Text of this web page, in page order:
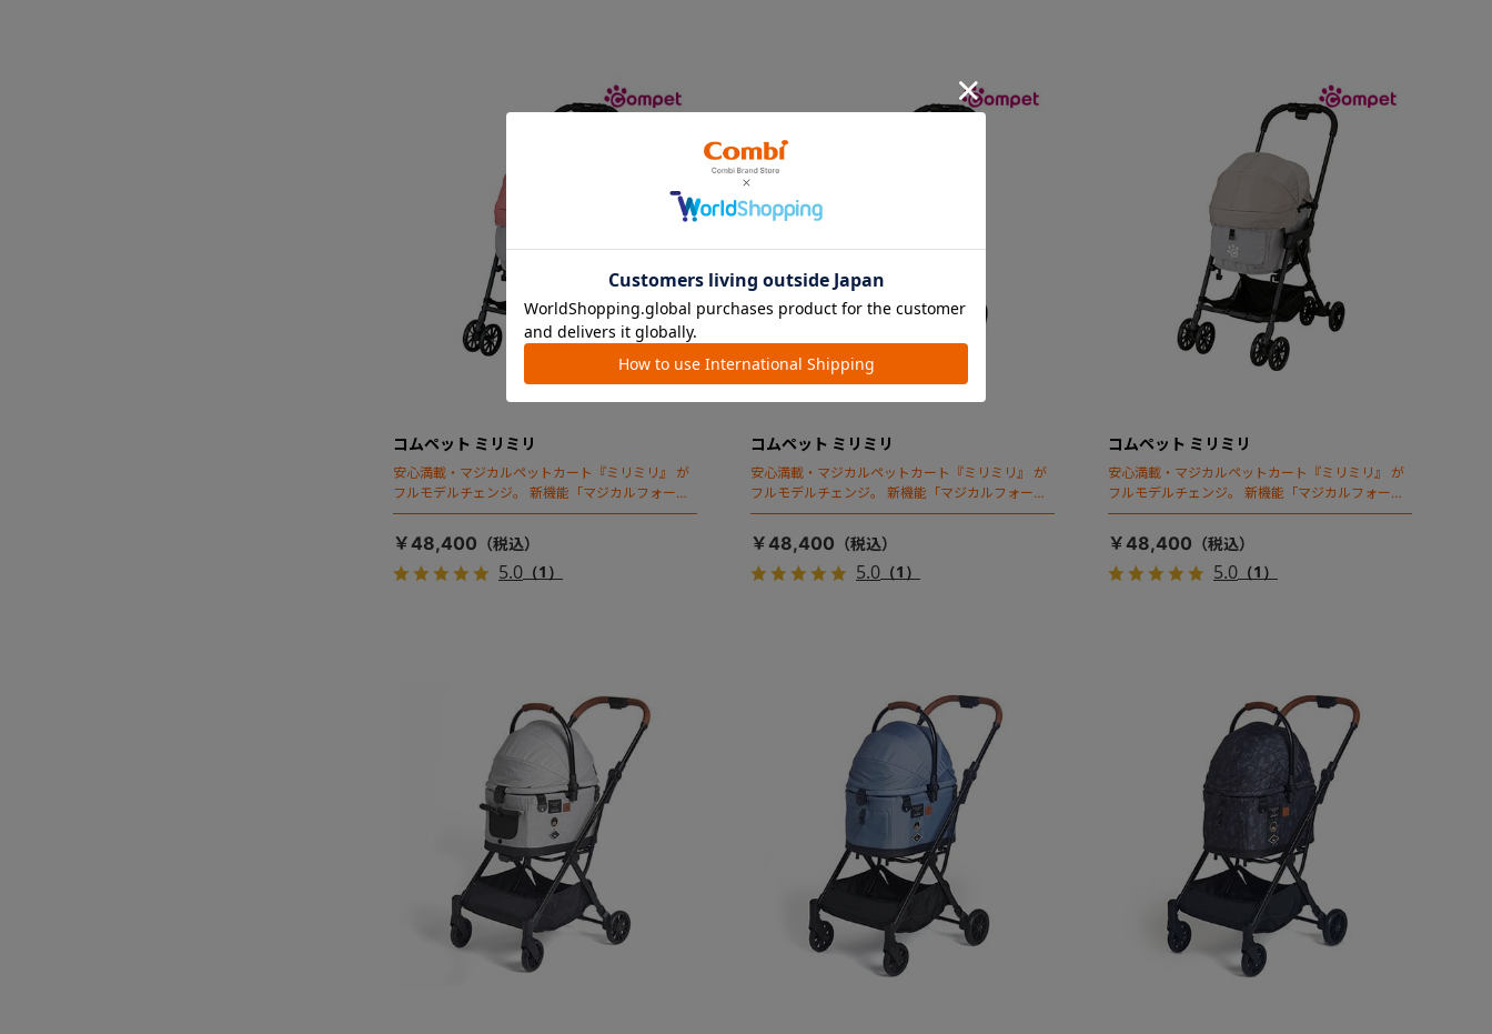
コムペット ミリミリ
安心満載・マジカルペットカート『ミリミリ』 が
フルモデルチェンジ。 新機能「マジカルフォール
ディング」搭載
￥48,400
5.0 （1）
コムペット ミリミリ
安心満載・マジカルペットカート『ミリミリ』 が
フルモデルチェンジ。 新機能「マジカルフォール
ディング」搭載
￥48,400
5.0（1）
コムペット ミリミリ
安心満載・マジカルペットカート『ミリミリ』 が
フルモデルチェンジ。 新機能「マジカルフォール
ディング」搭載
￥48,400
5.0（1）